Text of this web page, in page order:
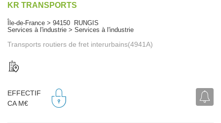
KR TRANSPORTS
Île-de-France > 94150 RUNGIS
Services à l'industrie > Services à l'industrie
Transports routiers de fret interurbains(4941A)
EFFECTIF
CA M€